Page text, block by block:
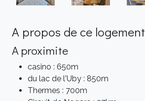
A propos de ce logement
A proximite
casino : 650m
du lac de l'Uby : 850m
Thermes : 700m